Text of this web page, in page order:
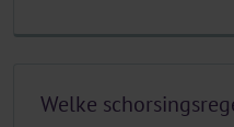
Welke